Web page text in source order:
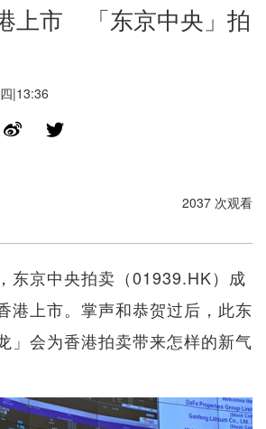
上市 「东京中央」拍
|13:36
2037 次观看
东京中央拍卖（01939.HK）成
港上市。掌声和恭贺过后，此东
」会为香港拍卖带来怎样的新气